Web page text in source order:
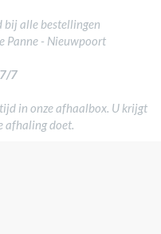
bij alle bestellingen
Panne - Nieuwpoort
7
in onze afhaalbox. U krijgt
afhaling doet.